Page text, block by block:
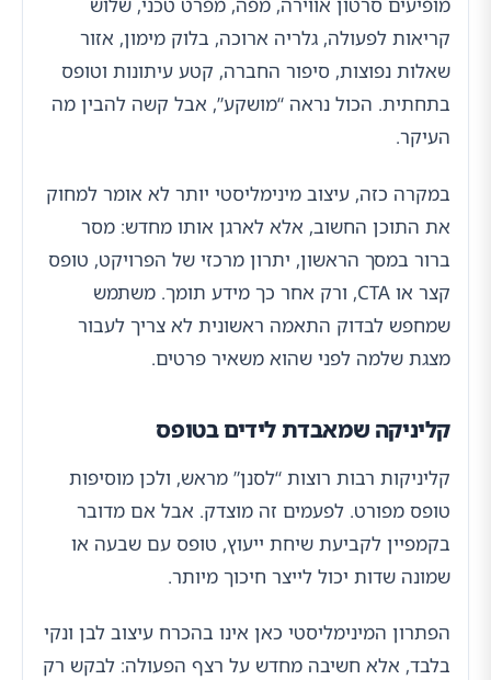
מופיעים סרטון אווירה, מפה, מפרט טכני, שלוש
קריאות לפעולה, גלריה ארוכה, בלוק מימון, אזור
שאלות נפוצות, סיפור החברה, קטע עיתונות וטופס
בתחתית. הכול נראה “מושקע”, אבל קשה להבין מה
העיקר.
במקרה כזה, עיצוב מינימליסטי יותר לא אומר למחוק
את התוכן החשוב, אלא לארגן אותו מחדש: מסר
ברור במסך הראשון, יתרון מרכזי של הפרויקט, טופס
קצר או CTA, ורק אחר כך מידע תומך. משתמש
שמחפש לבדוק התאמה ראשונית לא צריך לעבור
מצגת שלמה לפני שהוא משאיר פרטים.
קליניקה שמאבדת לידים בטופס
קליניקות רבות רוצות “לסנן” מראש, ולכן מוסיפות
טופס מפורט. לפעמים זה מוצדק. אבל אם מדובר
בקמפיין לקביעת שיחת ייעוץ, טופס עם שבעה או
שמונה שדות יכול לייצר חיכוך מיותר.
הפתרון המינימליסטי כאן אינו בהכרח עיצוב לבן ונקי
בלבד, אלא חשיבה מחדש על רצף הפעולה: לבקש רק